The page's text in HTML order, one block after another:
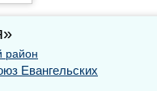
район
Евангельских